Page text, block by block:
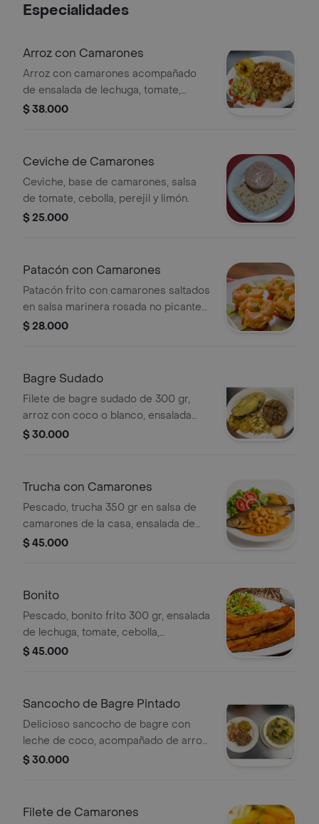
Especialidades
Arroz con Camarones
Arroz con camarones acompañado
de ensalada de lechuga, tomate,
cebolla y zanahoria, patacón y sopa.
$ 38.000
Ceviche de Camarones
Ceviche, base de camarones, salsa
de tomate, cebolla, perejil y limón.
$ 25.000
Patacón con Camarones
Patacón frito con camarones saltados
en salsa marinera rosada no picante
de la casa.
$ 28.000
Bagre Sudado
Filete de bagre sudado de 300 gr,
arroz con coco o blanco, ensalada
con lechuga, tomate, zanahoria ,
$ 30.000
Trucha con Camarones
Pescado, trucha 350 gr en salsa de
camarones de la casa, ensalada de
lechuga, tomate, cebolla,
$ 45.000
Bonito
Pescado, bonito frito 300 gr, ensalada
de lechuga, tomate, cebolla,
acompañamiento a elegir.
$ 45.000
Sancocho de Bagre Pintado
Delicioso sancocho de bagre con
leche de coco, acompañado de arroz
con coco o blanco , ensalada de
$ 30.000
Filete de Camarones